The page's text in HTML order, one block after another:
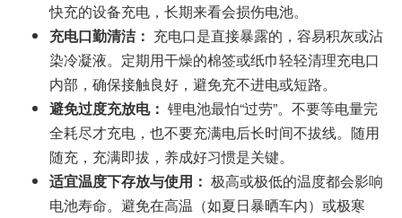
快充的设备充电，长期来看会损伤电池。
充电口勤清洁： 充电口是直接暴露的，容易积灰或沾
染冷凝液。定期用干燥的棉签或纸巾轻轻清理充电口
内部，确保接触良好，避免充不进电或短路。
避免过度充放电： 锂电池最怕“过劳”。不要等电量完
全耗尽才充电，也不要充满电后长时间不拔线。随用
随充，充满即拔，养成好习惯是关键。
适宜温度下存放与使用： 极高或极低的温度都会影响
电池寿命。避免在高温（如夏日暴晒车内）或极寒